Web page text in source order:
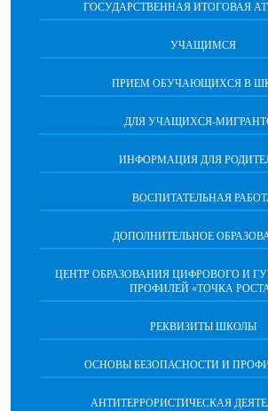
ГОСУДАРСТВЕННАЯ ИТОГОВАЯ
УЧАЩИМСЯ
ПРИЕМ ОБУЧАЮЩИХСЯ В
ДЛЯ УЧАЩИХСЯ-
ИНФОРМАЦИЯ ДЛЯ
ВОСПИТАТЕЛЬНАЯ
ДОПОЛНИТЕЛЬНОЕ
ЦЕНТР ОБРАЗОВАНИЯ ЦИФРОВОГО И
ПРОФИЛЕЙ «ТОЧКА
РЕКВИЗИТЫ ШКОЛЫ
ОСНОВЫ БЕЗОПАСНОСТИ И
АНТИТЕРРОРИСТИЧЕСКАЯ